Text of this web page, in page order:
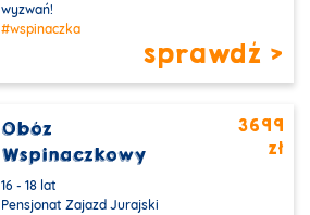
wyzwań!
#wspinaczka
sprawdź >
Obóz
Wspinaczkowy
3699
zł
16 - 18 lat
Pensjonat Zajazd Jurajski